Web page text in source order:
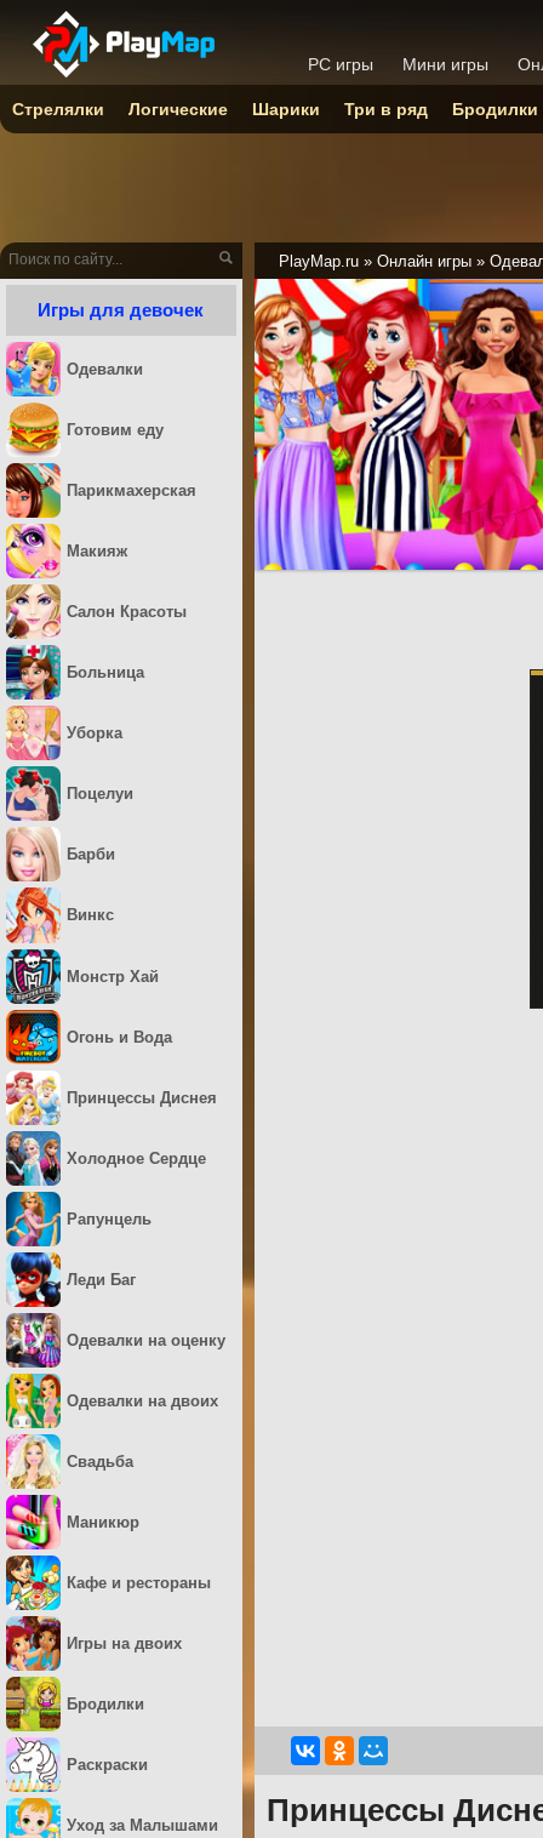
PlayMap.ru » Онлайн игры »
Принцессы
Игры для девочек
Одевалки
Готовим еду
Парикмахерская
Макияж
Салон Красоты
Больница
Уборка
Поцелуи
Барби
Винкс
Монстр Хай
Огонь и Вода
Принцессы Диснея
Холодное Сердце
Рапунцель
Леди Баг
Одевалки на оценку
Одевалки на двоих
Свадьба
Маникюр
Кафе и рестораны
Игры на двоих
Бродилки
Раскраски
Уход за Малышами
PC игры Мини игры
Стрелялки Логические Шарики Три в ряд Бродилки